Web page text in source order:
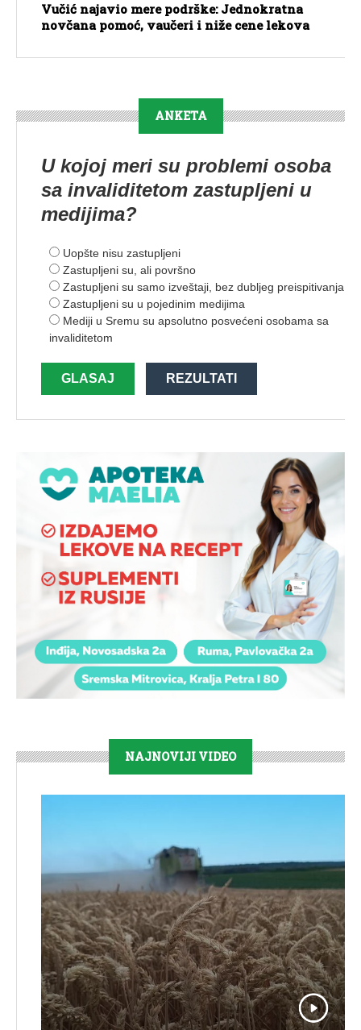
Vučić najavio mere podrške: Jednokratna
novčana pomoć, vaučeri i niže cene lekova
ANKETA
U kojoj meri su problemi osoba
sa invaliditetom zastupljeni u
medijima?
Uopšte nisu zastupljeni
Zastupljeni su, ali površno
Zastupljeni su samo izveštaji, bez dubljeg preispitivanja
Zastupljeni su u pojedinim medijima
Mediji u Sremu su apsolutno posvećeni osobama sa
invaliditetom
GLASAJ REZULTATI
NAJNOVIJI VIDEO